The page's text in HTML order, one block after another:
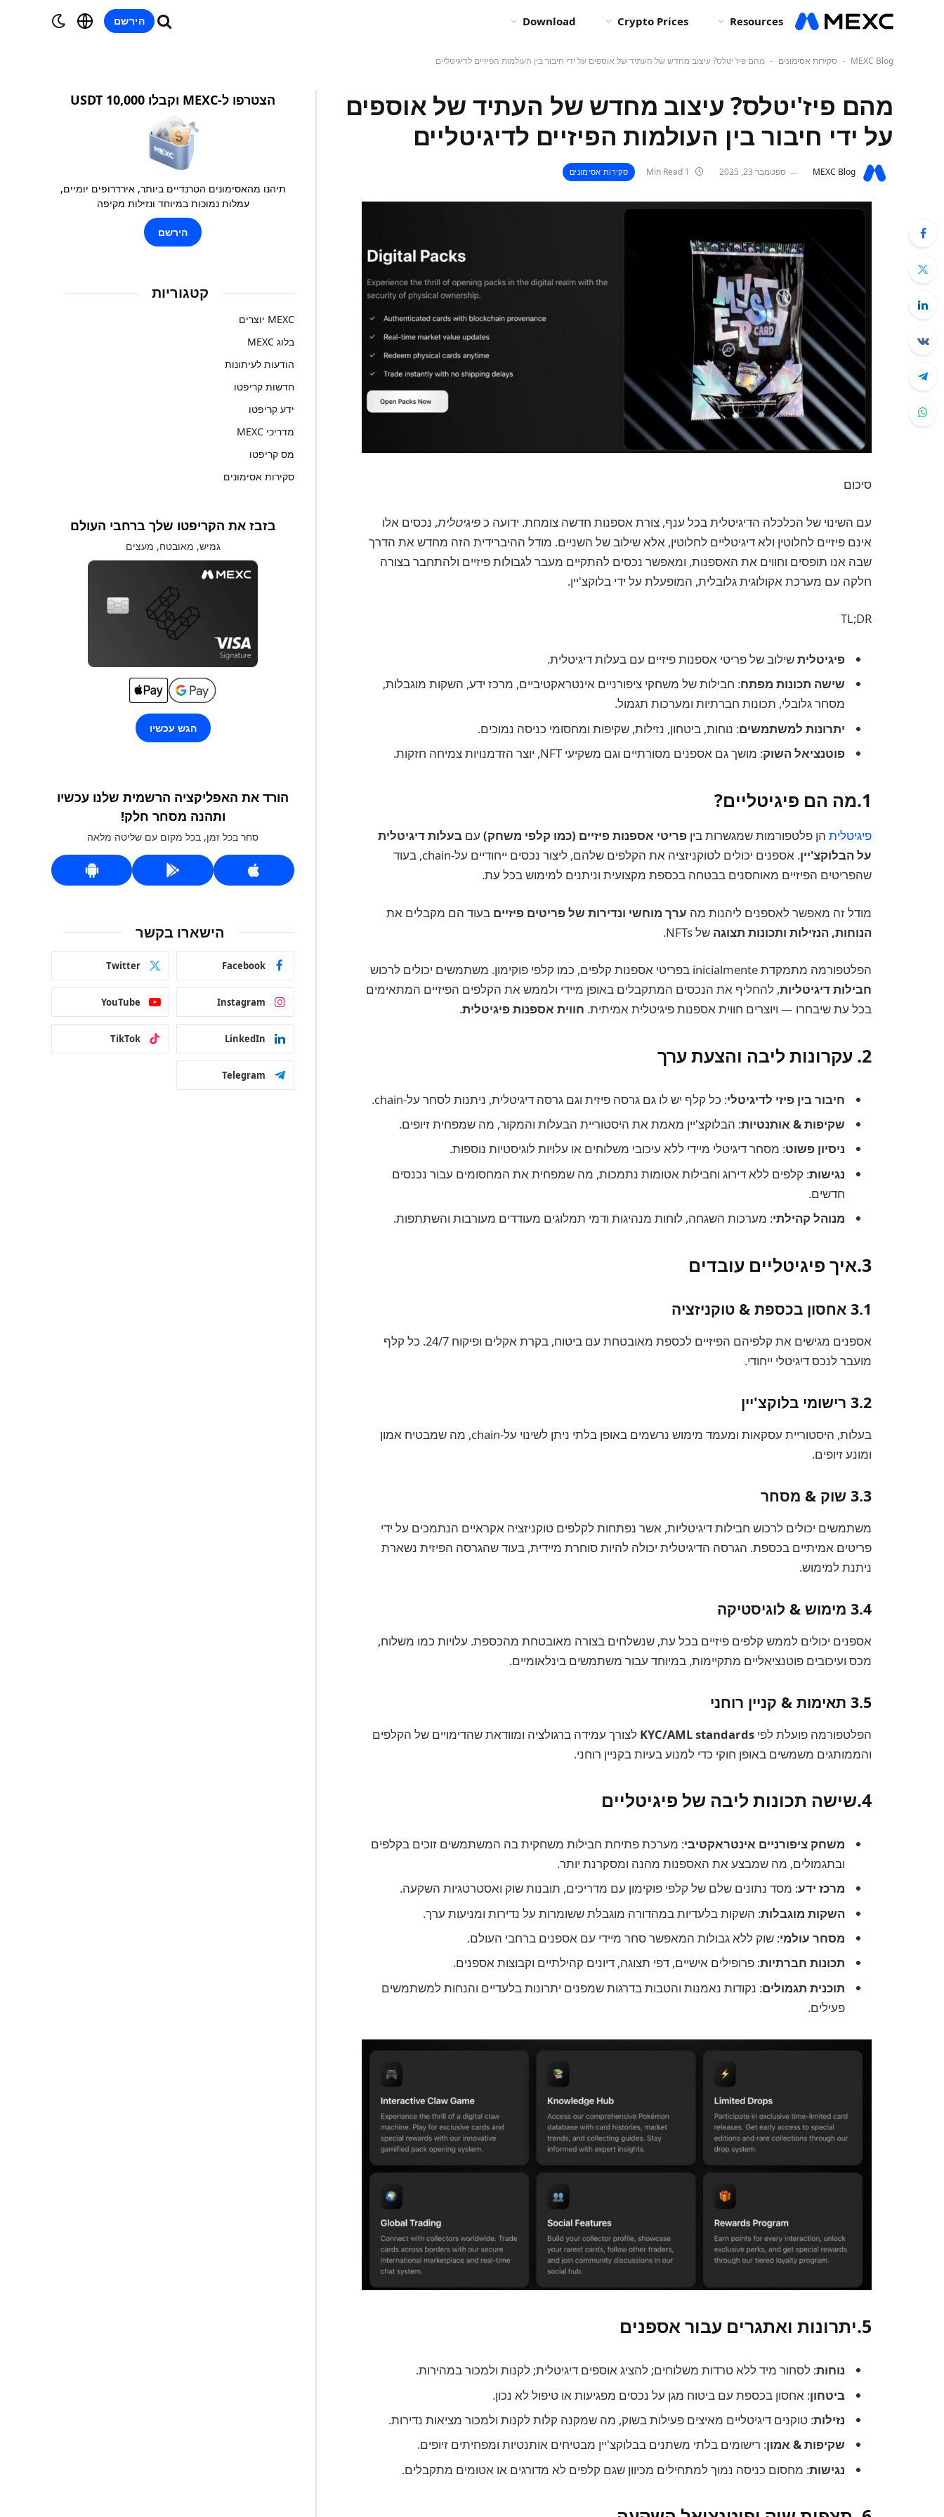
Resources
Crypto Prices
Download הירשם
MEXC Blog
- סקירות אסימונים - מהם פיז'יטלס? עיצוב מחדש של העתיד של אוספים על ידי חיבור בין העולמות הפיזיים לדיגיטליים
מהם פיז'יטלס? עיצוב מחדש של העתיד של אוספים
על ידי חיבור בין העולמות הפיזיים לדיגיטליים
MEXC Blog ספטמבר 23, 2025 סקירות אסימונים
סיכום
עם השינוי של הכלכלה הדיגיטלית בכל ענף, צורת אספנות חדשה צומחת. ידועה כפיגיטלית, נכסים אלו
אינם פיזיים לחלוטין ולא דיגיטליים לחלוטין, אלא שילוב של השניים. מודל ההיברידית הזה מחדש את הדרך
שבה אנו תופסים וחווים את האספנות, ומאפשר נכסים להתקיים מעבר לגבולות פיזיים ולהתחבר בצורה
חלקה עם מערכת אקולוגית גלובלית, המופעלת על ידי בלוקצ'יין.
TL;DR
פיגיטליתשילוב של פריטי אספנות פיזיים עם בעלות דיגיטלית.
שישה תכונות מפתח: חבילות של משחקי ציפורניים אינטראקטיביים, מרכז ידע, השקות מוגבלות,
מסחר גלובלי, תכונות חברתיות ומערכות תגמול.
יתרונות למשתמשים: נוחות, ביטחון, נזילות, שקיפות ומחסומי כניסה נמוכים.
פוטנציאל השוק: מושך גם אספנים מסורתיים וגם משקיעי NFT, יוצר הזדמנויות צמיחה חזקות.
1.מה הם פיגיטליים?
פיגיטלית הן פלטפורמות שמגשרות בין פריטי אספנות פיזיים (כמו קלפי משחק) עם בעלות דיגיטלית
על הבלוקצ'יין
. אספנים יכולים לטוקניזציה את הקלפים שלהם, ליצור נכסים ייחודיים על-chain, בעוד
שהפריטים הפיזיים מאוחסנים בבטחה בכספת מקצועית וניתנים למימוש בכל עת.
מודל זה מאפשר לאספנים ליהנות מה ערך מוחשי ונדירות של פריטים פיזיים בעוד הם מקבלים את
הנוחות, הנזילות ותכונות תצוגה של NFTs.
הפלטפורמה מתמקדת inicialmente בפריטי אספנות קלפים, כמו קלפי פוקימון. משתמשים יכולים לרכוש
חבילות דיגיטליות, להחליף את הנכסים המתקבלים באופן מיידי ולממש את הקלפים הפיזיים המתאימים
בכל עת שיבחרו — ויוצרים חווית אספנות פיגיטלית אמיתית. חווית אספנות פיגיטלית.
2. עקרונות ליבה והצעת ערך
חיבור בין פיזי לדיגיטלי: כל קלף יש לו גם גרסה פיזית וגם גרסה דיגיטלית, ניתנות לסחר על-chain.
שקיפות & אותנטיות: הבלוקצ'יין מאמת את היסטוריית הבעלות והמקור, מה שמפחית זיופים.
ניסיון פשוט: מסחר דיגיטלי מיידי ללא עיכובי משלוחים או עלויות לוגיסטיות נוספות.
נגישות: קלפים ללא דירוג וחבילות אטומות נתמכות, מה שמפחית את המחסומים עבור נכנסים
חדשים.
מנוהל קהילתי: מערכות השגחה, לוחות מנהיגות ודמי תמלוגים מעודדים מעורבות והשתתפות.
3.איך פיגיטליים עובדים
3.1 אחסון בכספת & טוקניזציה
אספנים מגישים את קלפיהם הפיזיים לכספת מאובטחת עם ביטוח, בקרת אקלים ופיקוח 24/7. כל קלף
מועבר לנכס דיגיטלי ייחודי.
3.2 רישומי בלוקצ'יין
בעלות, היסטוריית עסקאות ומעמד מימוש נרשמים באופן בלתי ניתן לשינוי על-chain, מה שמבטיח אמון
ומונע זיופים.
3.3 שוק & מסחר
משתמשים יכולים לרכוש חבילות דיגיטליות, אשר נפתחות לקלפים טוקניזציה אקראיים הנתמכים על ידי
פריטים אמיתיים בכספת. הגרסה הדיגיטלית יכולה להיות סוחרת מיידית, בעוד שהגרסה הפיזית נשארת
ניתנת למימוש.
3.4 מימוש & לוגיסטיקה
אספנים יכולים לממש קלפים פיזיים בכל עת, שנשלחים בצורה מאובטחת מהכספת. עלויות כמו משלוח,
מכס ועיכובים פוטנציאליים מתקיימות, במיוחד עבור משתמשים בינלאומיים.
3.5 תאימות & קניין רוחני
הפלטפורמה פועלת לפי KYC/AML standards
לצורך עמידה ברגולציה ומוודאת שהדימויים של הקלפים
והממותגים משמשים באופן חוקי כדי למנוע בעיות בקניין רוחני.
4.שישה תכונות ליבה של פיגיטליים
משחק ציפורניים אינטראקטיבי: מערכת פתיחת חבילות משחקית בה המשתמשים זוכים בקלפים
ובתגמולים, מה שמבצע את האספנות מהנה ומסקרנת יותר.
מרכז ידע: מסד נתונים שלם של קלפי פוקימון עם מדריכים, תובנות שוק ואסטרטגיות השקעה.
השקות מוגבלות: השקות בלעדיות במהדורה מוגבלת ששומרות על נדירות ומניעות ערך.
מסחר עולמי: שוק ללא גבולות המאפשר סחר מיידי עם אספנים ברחבי העולם.
תכונות חברתיות: פרופילים אישיים, דפי תצוגה, דיונים קהילתיים וקבוצות אספנים.
תוכנית תגמולים: נקודות נאמנות והטבות בדרגות שמפנים יתרונות בלעדיים והנחות למשתמשים
פעילים.
5.יתרונות ואתגרים עבור אספנים
נוחות: לסחור מיד ללא טרדות משלוחים; להציג אוספים דיגיטלית; לקנות ולמכור במהירות.
ביטחון: אחסון בכספת עם ביטוח מגן על נכסים מפגיעות או טיפול לא נכון.
נזילות: טוקנים דיגיטליים מאיצים פעילות בשוק, מה שמקנה קלות לקנות ולמכור מציאות נדירות.
שקיפות & אמון: רישומים בלתי משתנים בבלוקצ'יין מבטיחים אותנטיות ומפחיתים זיופים.
נגישות: מחסום כניסה נמוך למתחילים מכיוון שגם קלפים לא מדורגים או אטומים מתקבלים.
הצטרפו ל-MEXC וקבלו 10,000 USDT
תיהנו מהאסימונים הטרנדיים ביותר, אירדרופים יומיים,
עמלות נמוכות במיוחד ונזילות מקיפה
הירשם
קטגוריות
MEXC יוצרים
בלוג MEXC
הודעות לעיתונות
חדשות קריפטו
ידע קריפטו
מדריכי MEXC
מס קריפטו
סקירות אסימונים
בזבז את הקריפטו שלך ברחבי העולם
גמיש, מאובטח, מעצים
הגש עכשיו
הורד את האפליקציה הרשמית שלנו עכשיו
ותהנה מסחר חלק!
סחר בכל זמן, בכל מקום עם שליטה מלאה
הישארו בקשר
Facebook
Twitter
Instagram
YouTube
LinkedIn
TikTok
Telegram